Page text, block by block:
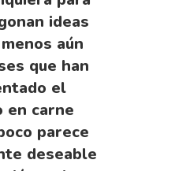
ideas
aún
que han
el
en carne
parece
deseable